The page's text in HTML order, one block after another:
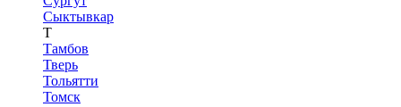
Сыктывкар
Т
Тамбов
Тверь
Тольятти
Томск